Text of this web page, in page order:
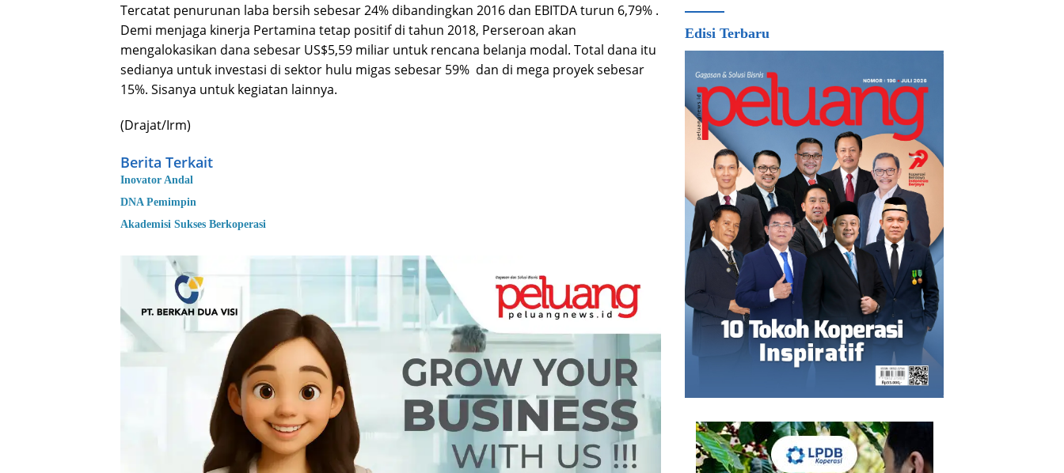
Tercatat penurunan laba bersih sebesar 24% dibandingkan 2016 dan EBITDA turun 6,79% .
Demi menjaga kinerja Pertamina tetap positif di tahun 2018, Perseroan akan
mengalokasikan dana sebesar US$5,59 miliar untuk rencana belanja modal. Total dana itu
sedianya untuk investasi di sektor hulu migas sebesar 59% dan di mega proyek sebesar
15%. Sisanya untuk kegiatan lainnya.
(Drajat/Irm)
Berita Terkait
Inovator Andal
DNA Pemimpin
Akademisi Sukses Berkoperasi
Edisi Terbaru